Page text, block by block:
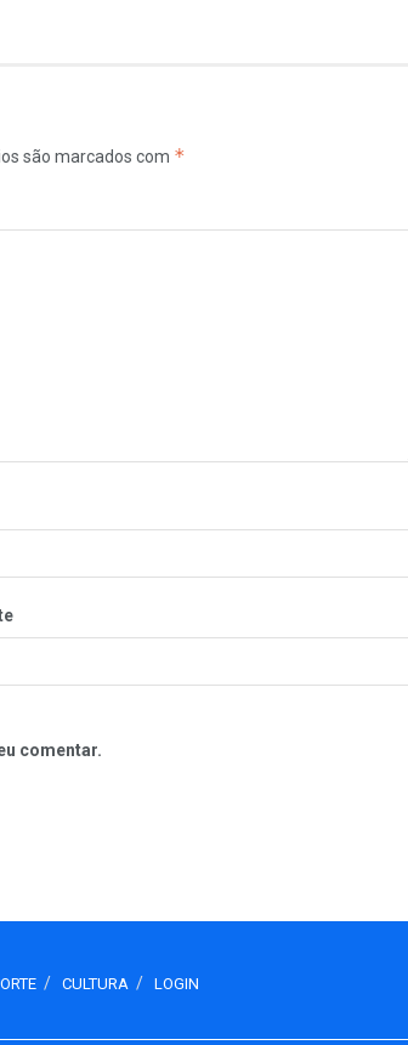
são marcados com *
comentar.
CULTURA LOGIN